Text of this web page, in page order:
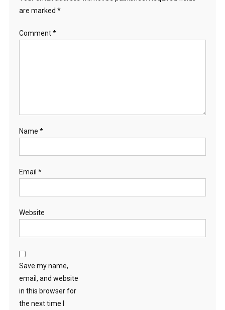
are marked *
Comment*
Name *
Email *
Website
Save my name,
email, and website
in this browser for
the next time I